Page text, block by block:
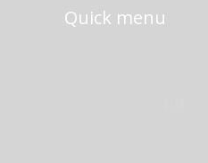
Quick menu